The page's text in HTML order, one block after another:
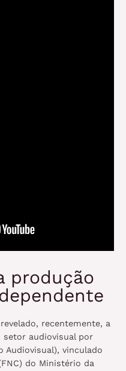
produção
recentemente, a
setor audiovisual por
Audiovisual), vinculado
do Ministério da